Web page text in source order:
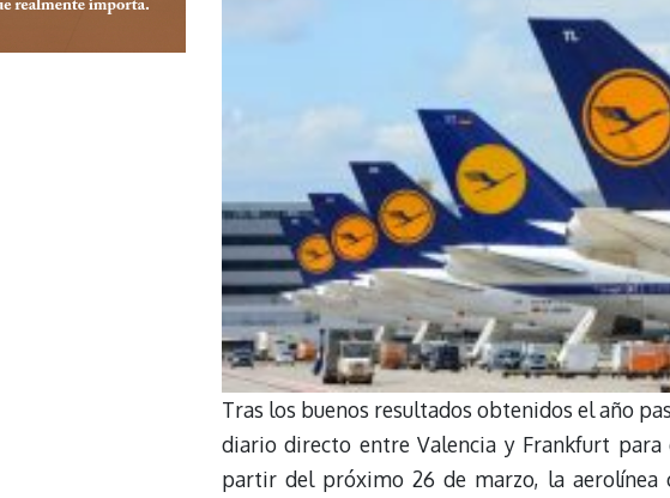
Tras los buenos resultados obtenidos el año
diario directo entre Valencia y Frankfurt
partir del próximo 26 de marzo, la aerolínea